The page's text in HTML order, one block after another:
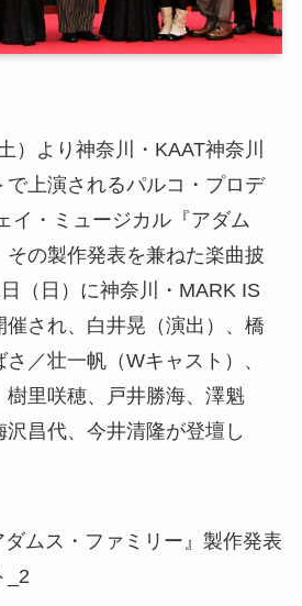
）より神奈川・KAAT神奈川
上演されるパルコ・プロデ
イ・ミュージカル『アダム
その製作発表を兼ねた楽曲披
（日）に神奈川・MARK IS
され、白井晃（演出）、橋
／壮一帆（Wキャスト）、
樹里咲穂、戸井勝海、澤魁
昌代、今井清隆が登壇し